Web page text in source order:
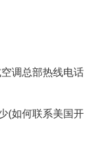
调总部热线电话
(如何联系美国开